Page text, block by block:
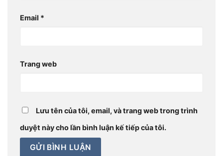
Email *
Trang web
Lưu tên của tôi, email, và trang web trong trình
duyệt này cho lần bình luận kế tiếp của tôi.